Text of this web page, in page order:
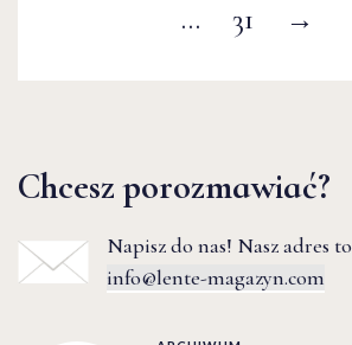
…
31 →
Chcesz porozmawiać?
Napisz do nas! Nasz adres to
info@lente-magazyn.com